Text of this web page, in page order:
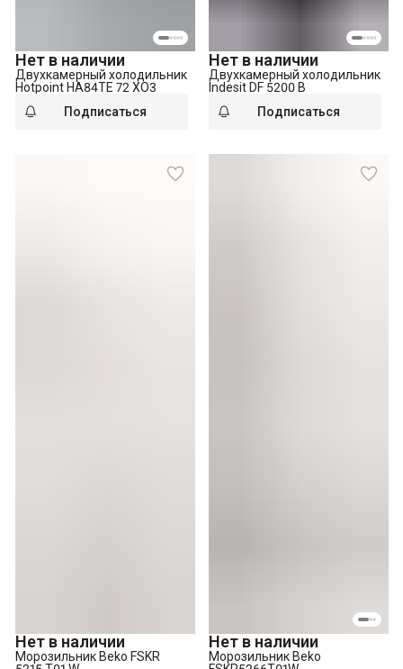
Нет в наличии
Двухкамерный холодильник
Hotpoint HA84TE 72 XO3
Подписаться
Нет в наличии
Двухкамерный холодильник
Indesit DF 5200 B
Подписаться
Нет в наличии
Морозильник Beko FSKR
Нет в наличии
Морозильник Beko